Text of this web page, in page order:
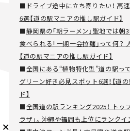
■ ドライブ途中に立ち寄りたい！ 高
6選【道の駅マニアの推し駅ガイド】
■静岡県の「朝ラーメン」聖地では
食べられる「一期一会拉麺」って何？
【道の駅マニアの推し駅ガイド】
■全国にある“植物特化型”道の駅っ
グリーン好き必見スポット6選！【道
ド】
■全国道の駅ランキング2025！ トッ
ラザ」。沖縄や福岡も上位にランクイ
KURU KURAについて 広告掲載 プライバ
FAQ